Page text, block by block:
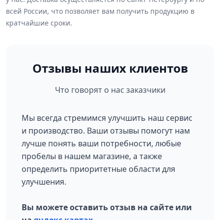
всей России, что позволяет вам получить продукцию в
кратчайшие сроки.
Отзывы наших клиентов
Что говорят о нас заказчики
Мы всегда стремимся улучшить наш сервис
и производство. Ваши отзывы помогут нам
лучше понять ваши потребности, любые
пробелы в нашем магазине, а также
определить приоритетные области для
улучшения.
Вы можете оставить отзыв на сайте или